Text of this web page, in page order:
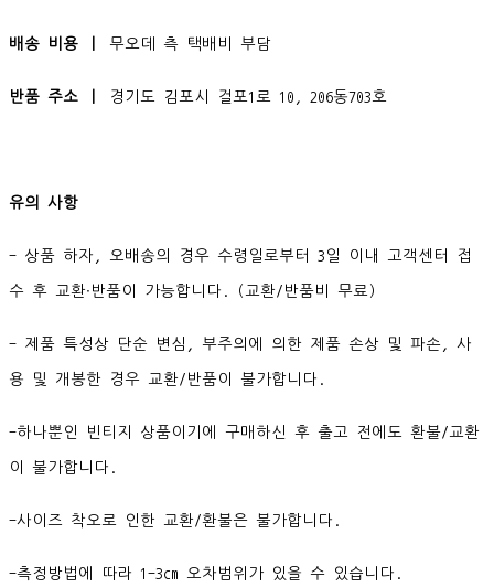
배송 비용 ㅣ 무오데 측 택배비 부담
반품 주소 ㅣ 경기도 김포시 걸포1로 10, 206동703호
유의 사항
- 상품 하자, 오배송의 경우 수령일로부터 3일 이내 고객센터 접
수 후 교환∙반품이 가능합니다. (교환/반품비 무료)
- 제품 특성상 단순 변심, 부주의에 의한 제품 손상 및 파손, 사
용 및 개봉한 경우 교환/반품이 불가합니다.
-하나뿐인 빈티지 상품이기에 구매하신 후 출고 전에도 환불/교환
이 불가합니다.
-사이즈 착오로 인한 교환/환불은 불가합니다.
-측정방법에 따라 1-3cm 오차범위가 있을 수 있습니다.